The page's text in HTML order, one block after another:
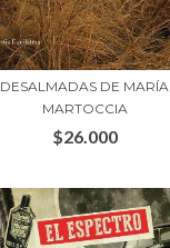
DESALMADAS DE MARÍA
MARTOCCIA
$26.000